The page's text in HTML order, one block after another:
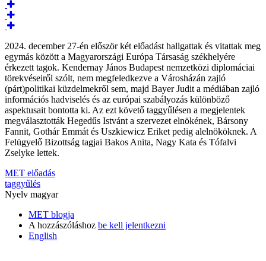
2024. december 27-én először két előadást hallgattak és vitattak meg
egymás között a Magyarországi Európa Társaság székhelyére
érkezett tagok. Kendernay János Budapest nemzetközi diplomáciai
törekvéseiről szólt, nem megfeledkezve a Városházán zajló
(párt)politikai küzdelmekről sem, majd Bayer Judit a médiában zajló
információs hadviselés és az európai szabályozás különböző
aspektusait bontotta ki. Az ezt követő taggyűlésen a megjelentek
megválasztották Hegedűs Istvánt a szervezet elnökének, Bársony
Fannit, Gothár Emmát és Uszkiewicz Eriket pedig alelnököknek. A
Felügyelő Bizottság tagjai Bakos Anita, Nagy Kata és Tófalvi
Zselyke lettek.
MET előadás
taggyűlés
Nyelv magyar
MET blogja
A hozzászóláshoz be kell jelentkezni
English